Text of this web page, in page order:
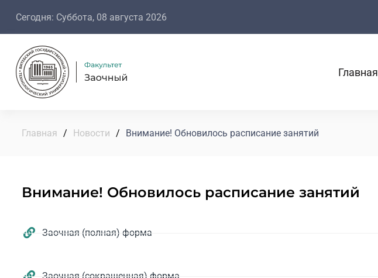
Сегодня: Суббота, 08 августа 2026
Главная
Главная / Новости / Внимание! Обновилось расписание занятий
Внимание! Обновилось расписание занятий
Заочная (полная) форма